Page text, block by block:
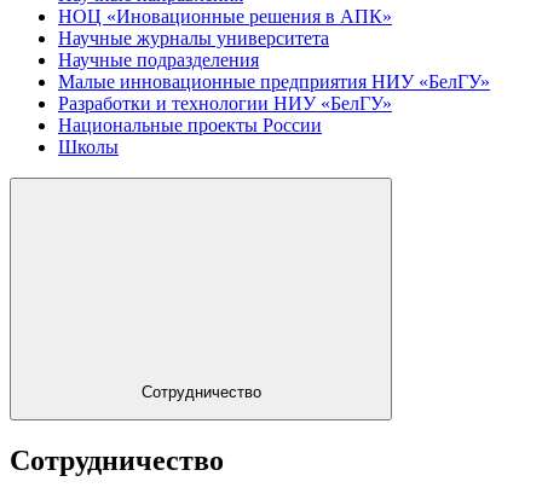
НОЦ «Иновационные решения в АПК»
Научные журналы университета
Научные подразделения
Малые инновационные предприятия НИУ «БелГУ»
Разработки и технологии НИУ «БелГУ»
Национальные проекты России
Школы
Сотрудничество
Сотрудничество